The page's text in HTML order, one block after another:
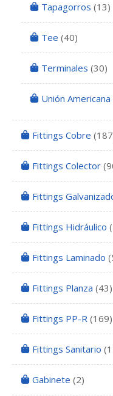
Tapagorros (13)
Tee (40)
Terminales (30)
Unión Americana
Fittings Cobre
Fittings Colector
Fittings
Fittings Hidráulico
Fittings Laminado
Fittings Planza (43)
Fittings PP-R (169)
Fittings Sanitario
Gabinete (2)